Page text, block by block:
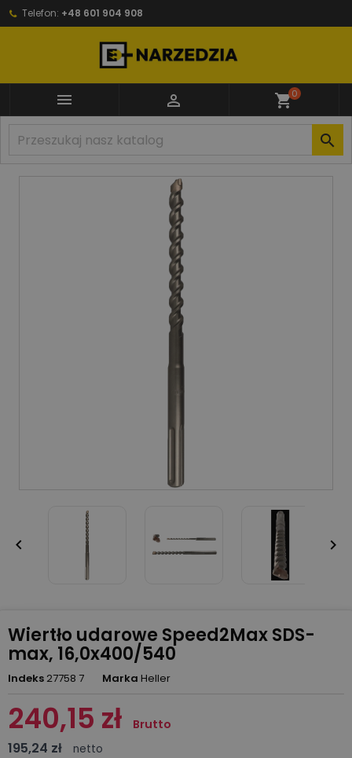
Telefon: +48 601 904 908
  shopping_cart0

 
Wiertło udarowe Speed2Max SDS-
max, 16,0x400/540
Indeks 27758 7 Marka Heller
240,15 zł Brutto
195,24 zł
netto